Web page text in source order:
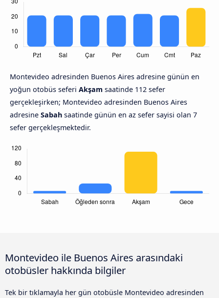
Montevideo adresinden Buenos Aires adresine günün en
yoğun otobüs seferi Akşam saatinde 112 sefer
gerçekleşirken; Montevideo adresinden Buenos Aires
adresine Sabah saatinde günün en az sefer sayisi olan 7
sefer gerçekleşmektedir.
Montevideo ile Buenos Aires arasındaki
otobüsler hakkında bilgiler
Tek bir tıklamayla her gün otobüsle Montevideo adresinden